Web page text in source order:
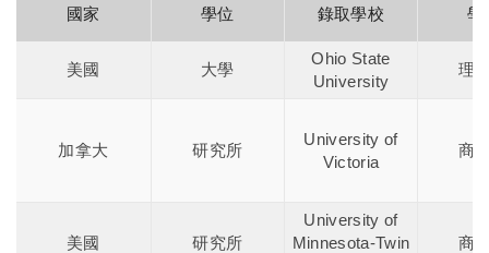
國家 學位 錄取學校 學
美國 大學
Ohio State
University
理
加拿大 研究所
University of
Victoria
商
美國 研究所
University of
Minnesota-Twin
商